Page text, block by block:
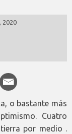
2020
o bastante más
Cuatro
por medio .